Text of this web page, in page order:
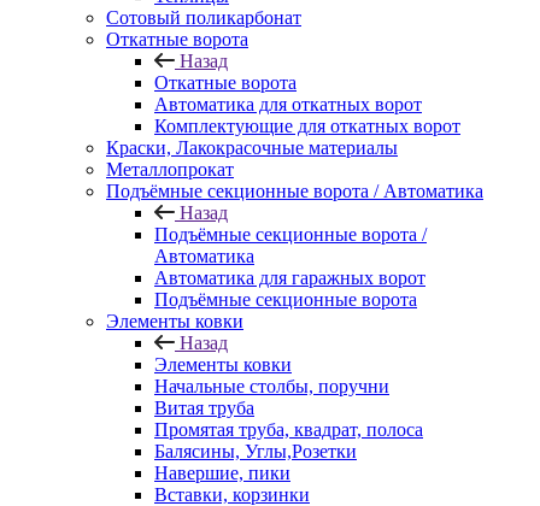
Сотовый поликарбонат
Откатные ворота
Назад
Откатные ворота
Автоматика для откатных ворот
Комплектующие для откатных ворот
Краски, Лакокрасочные материалы
Металлопрокат
Подъёмные секционные ворота / Автоматика
Назад
Подъёмные секционные ворота /
Автоматика
Автоматика для гаражных ворот
Подъёмные секционные ворота
Элементы ковки
Назад
Элементы ковки
Начальные столбы, поручни
Витая труба
Промятая труба, квадрат, полоса
Балясины, Углы,Розетки
Навершие, пики
Вставки, корзинки